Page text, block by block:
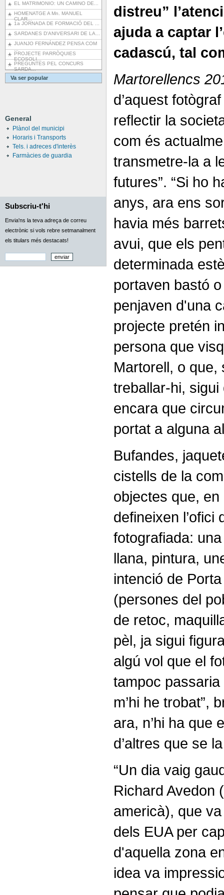
EL MATRIMONIO: UN CAMINO DE...
HOMENATGE A Mn. MANUEL
CLAR...
1a JORNADA DE FORMACIÓ DEL ...
SARDANES D'ANIVERSARI DE LA...
JUANJO FERNÁNDEZ PENSA COM
...
PROJECTE PARRÒQUIES
ECOSOLI...
PREGUNTES PEL CONCURS
SARDA...
Va ser popular
General
Plànol del municipi
Horaris i Transports
Tels. i adreces d'interès
Farmàcies de guardia
Subscriu-t'hi
Envia'ns la teva adreça de correu
electrònic si vols rebre setmanalment
els titulars més destacats!
distreu”
ajuda a captar
cadascú, tal
Martorellencs
d’aquest
reflectir la
com és
transmetre-la a
futures”. “Si ho
anys, ara ens
havia més
avui, que els
determinada
portaven bastó
penjaven d'una
projecte pretén
persona que
Martorell, o que,
treballar-hi, sigui
encara que
portat a alguna
Bufandes,
cistells de la
objectes que,
defineixen l’ofici
fotografiada:
llana, pintura,
intenció de
(persones del
de retoc,
pèl, ja sigui
algú vol que el
tampoc
m’hi he trobat”,
ara, n’hi ha que
d’altres que se
“Un dia vaig
Richard Avedon
americà), que
dels EUA per
d'aquella zona
idea va